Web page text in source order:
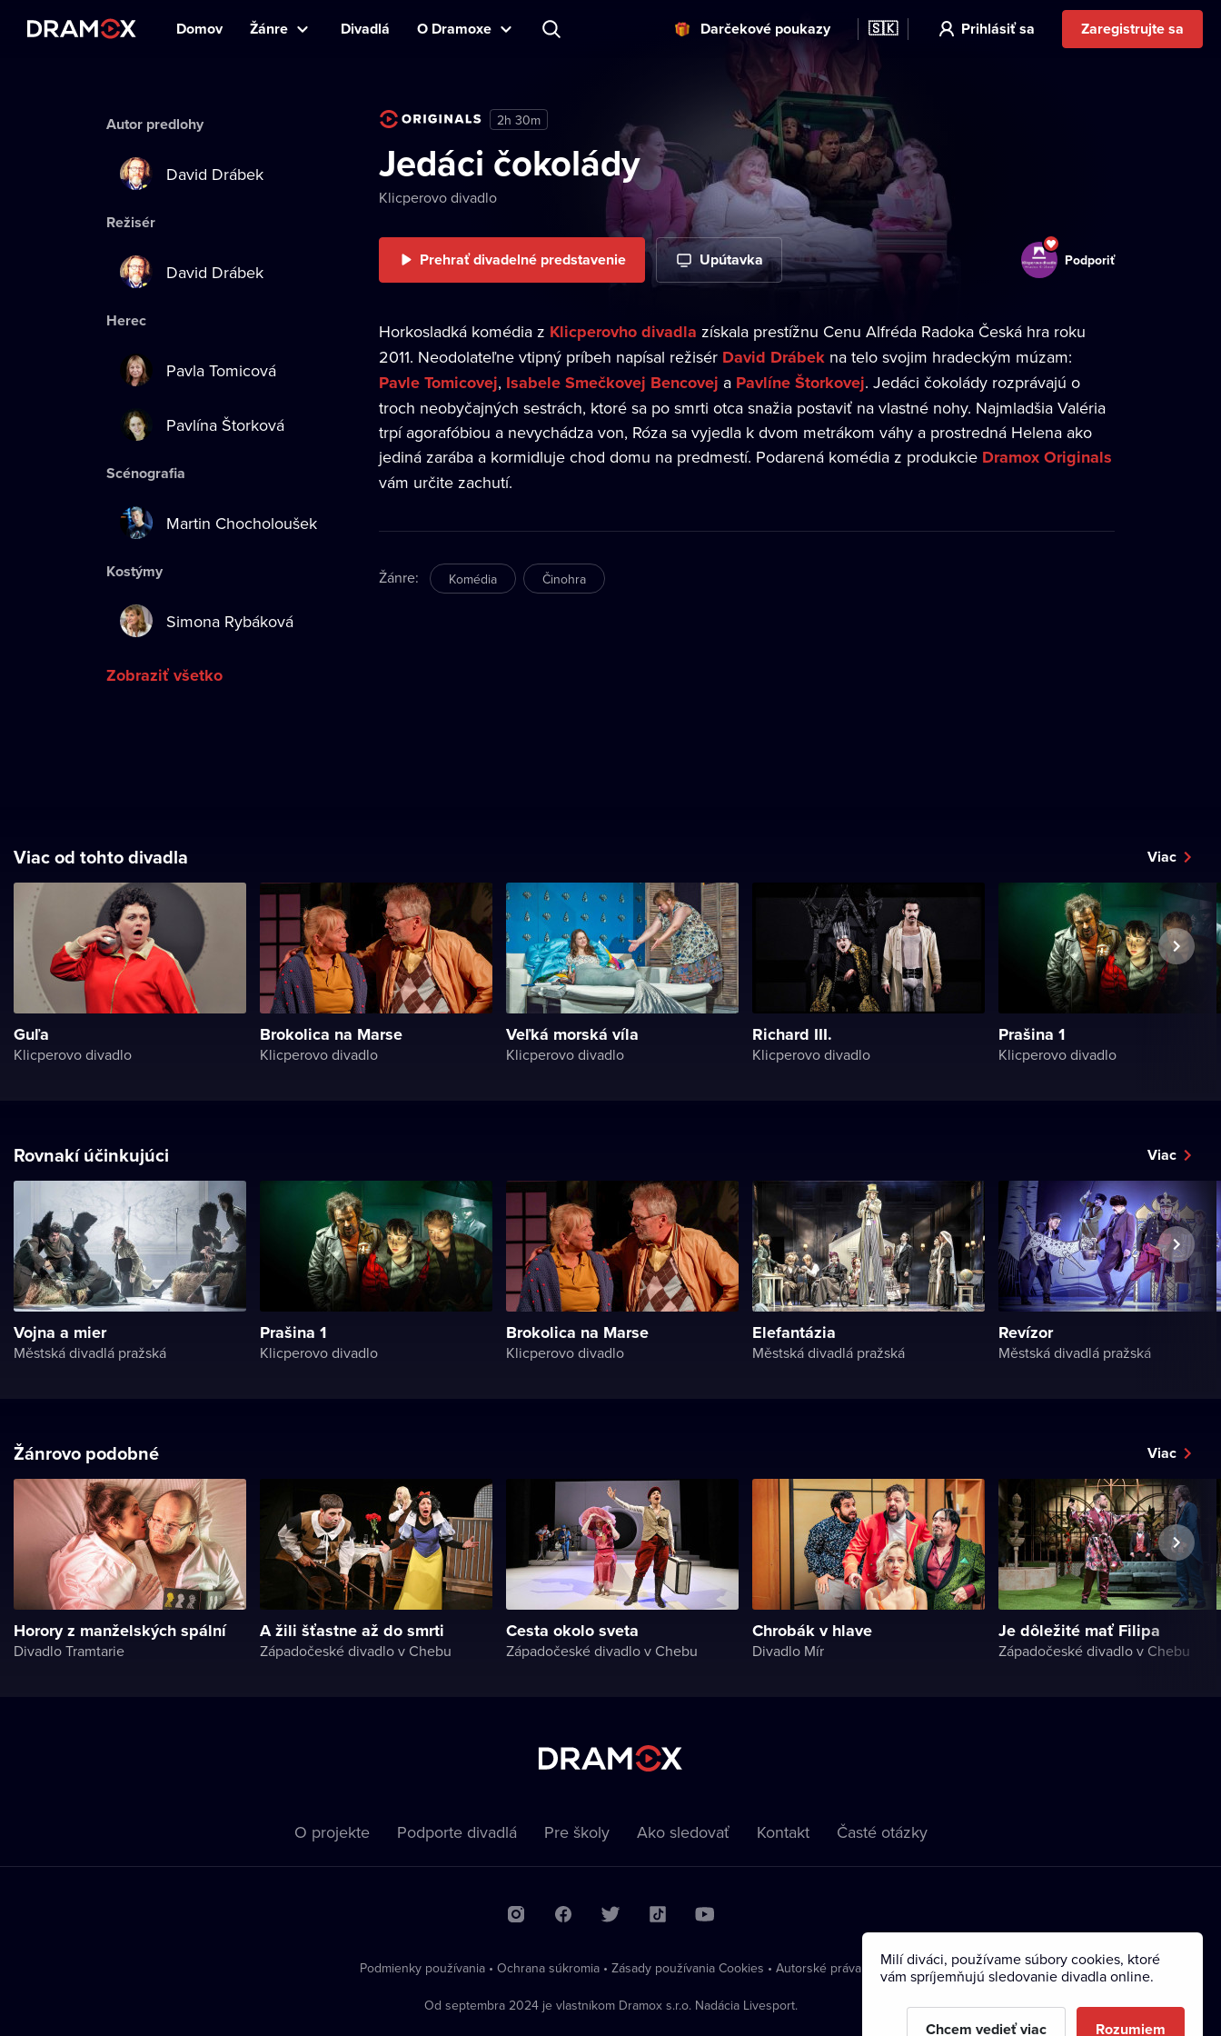
Domov Žánre Divadlá O Dramoxe Darčekové poukazy 🇸🇰 Prihlásiť sa Zaregistrujte sa
2h 30m
Jedáci čokolády
Klicperovo divadlo
Prehrať divadelné predstavenie Upútavka Podporiť
Horkosladká komédia z Klicperovho divadla získala prestížnu Cenu Alfréda Radoka Česká hra roku
2011. Neodolateľne vtipný príbeh napísal režisér David Drábek na telo svojim hradeckým múzam:
Pavle Tomicovej, Isabele Smečkovej Bencovej a Pavlíne Štorkovej. Jedáci čokolády rozprávajú o
troch neobyčajných sestrách, ktoré sa po smrti otca snažia postaviť na vlastné nohy. Najmladšia Valéria
trpí agorafóbiou a nevychádza von, Róza sa vyjedla k dvom metrákom váhy a prostredná Helena ako
jediná zarába a kormidluje chod domu na predmestí. Podarená komédia z produkcie Dramox Originals
vám určite zachutí.
Žánre: Komédia Činohra
Autor predlohy
David Drábek
Režisér
David Drábek
Herec
Pavla Tomicová
Pavlína Štorková
Scénografia
Martin Chocholoušek
Kostýmy
Simona Rybáková
Zobraziť všetko
Viac od tohto divadla Viac
Guľa
Klicperovo divadlo
Brokolica na Marse
Klicperovo divadlo
Veľká morská víla
Klicperovo divadlo
Richard III.
Klicperovo divadlo
Prašina 1
Klicperovo divadlo
Rovnakí účinkujúci Viac
Vojna a mier
Městská divadlá pražská
Prašina 1
Klicperovo divadlo
Brokolica na Marse
Klicperovo divadlo
Elefantázia
Městská divadlá pražská
Revízor
Městská divadlá pražská
Žánrovo podobné Viac
Horory z manželských spální
Divadlo Tramtarie
A žili šťastne až do smrti
Západočeské divadlo v Chebu
Cesta okolo sveta
Západočeské divadlo v Chebu
Chrobák v hlave
Divadlo Mír
Je dôležité mať Filipa
Západočeské divadlo v Chebu
O projekte Podporte divadlá Pre školy Ako sledovať Kontakt Časté otázky
Podmienky používania • Ochrana súkromia • Zásady používania Cookies • Autorské práva
Od septembra 2024 je vlastníkom Dramox s.r.o. Nadácia Livesport.
Milí diváci, používame súbory cookies, ktoré
vám spríjemňujú sledovanie divadla online.
Chcem vedieť viac Rozumiem